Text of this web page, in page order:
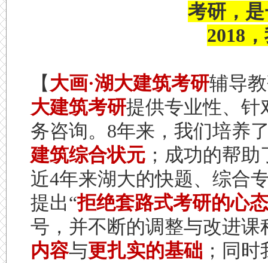
考研，
2018
【大画·湖大建筑考研辅导
大建筑考研提供专业性、针
务咨询。8年来，我们培养
建筑综合状元 ；成功的帮助
近4年来湖大的快题、综合
提出“拒绝套路式考研的心
号，并不断的调整与改进
内容与更扎实的基础 ；同